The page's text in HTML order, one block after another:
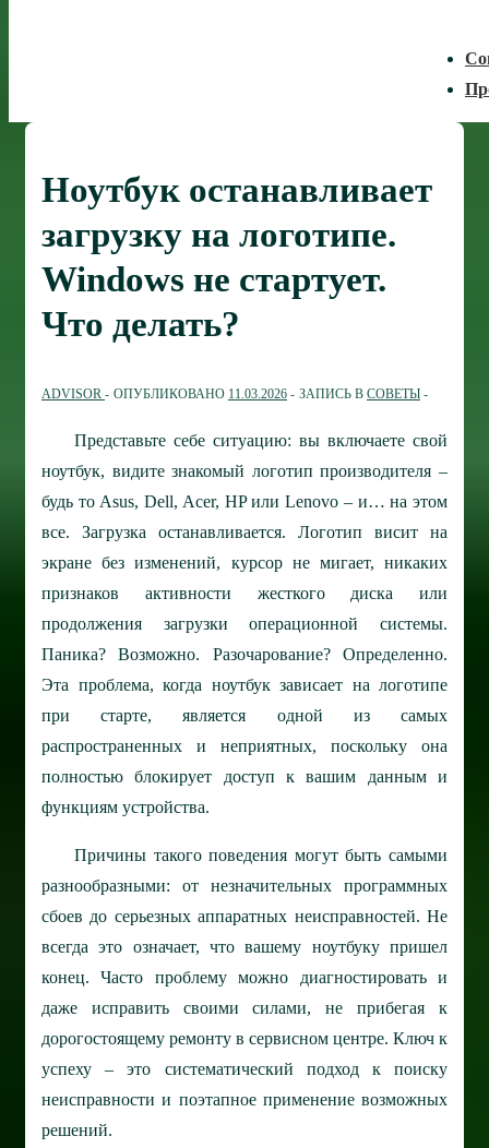
Ноутбук останавливает
загрузку на логотипе.
Windows не стартует.
Что делать?
ADVISOR ОПУБЛИКОВАНО 11.03.2026 ЗАПИСЬ В СОВЕТЫ
Представьте себе ситуацию: вы включаете свой
ноутбук, видите знакомый логотип производителя –
будь то Asus, Dell, Acer, HP или Lenovo – и… на этом
все. Загрузка останавливается. Логотип висит на
экране без изменений, курсор не мигает, никаких
признаков активности жесткого диска или
продолжения загрузки операционной системы.
Паника? Возможно. Разочарование? Определенно.
Эта проблема, когда ноутбук зависает на логотипе
при старте, является одной из самых
распространенных и неприятных, поскольку она
полностью блокирует доступ к вашим данным и
функциям устройства.
Причины такого поведения могут быть самыми
разнообразными: от незначительных программных
сбоев до серьезных аппаратных неисправностей. Не
всегда это означает, что вашему ноутбуку пришел
конец. Часто проблему можно диагностировать и
даже исправить своими силами, не прибегая к
дорогостоящему ремонту в сервисном центре. Ключ к
успеху – это систематический подход к поиску
неисправности и поэтапное применение возможных
решений.